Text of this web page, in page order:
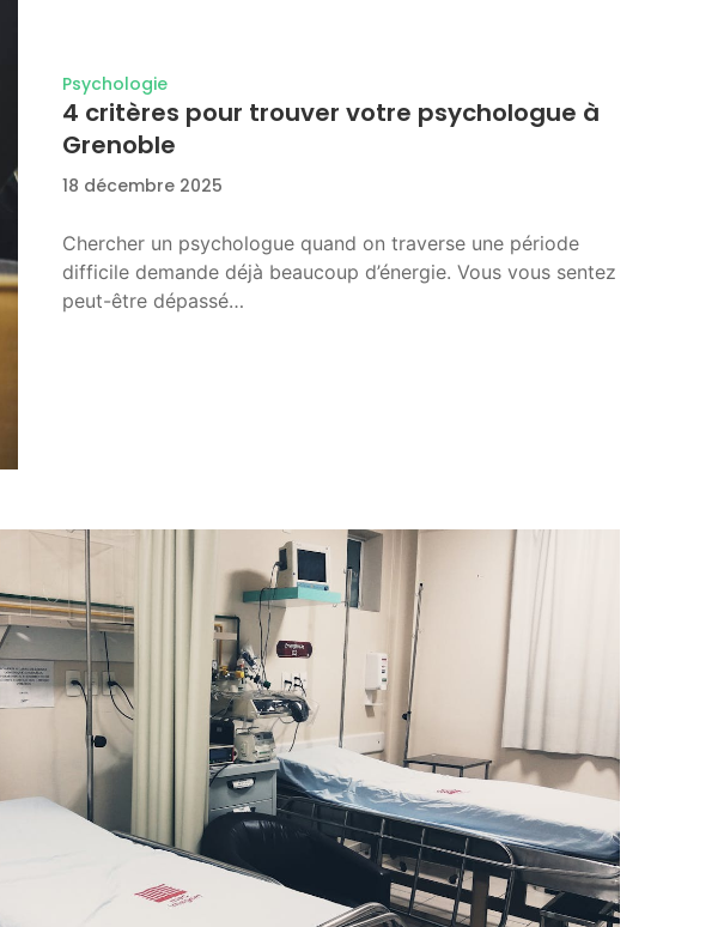
Psychologie
4 critères pour trouver votre psychologue à
Grenoble
18 décembre 2025
Chercher un psychologue quand on traverse une période
difficile demande déjà beaucoup d’énergie. Vous vous sentez
peut-être dépassé…